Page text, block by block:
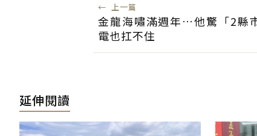
← 上一篇
金龍海嘯滿週年…他驚「2縣
電也扛不住
延伸閱讀